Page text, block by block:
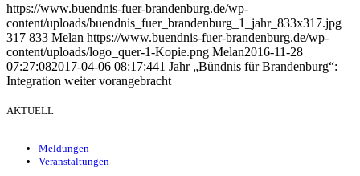
https://www.buendnis-fuer-brandenburg.de/wp-
content/uploads/buendnis_fuer_brandenburg_1_jahr_833x317.jpg
317 833 Melan https://www.buendnis-fuer-brandenburg.de/wp-
content/uploads/logo_quer-1-Kopie.png Melan2016-11-28
07:27:082017-04-06 08:17:441 Jahr „Bündnis für Brandenburg“:
Integration weiter vorangebracht
AKTUELL
Meldungen
Veranstaltungen